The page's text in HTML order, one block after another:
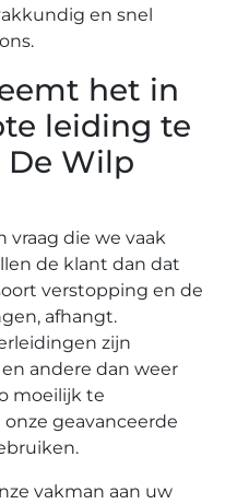
en snel
het in
leiding te
Wilp
vraag die we vaak
de klant dan dat
verstopping en de
afhangt.
zijn
andere dan weer
moeilijk te
geavanceerde
vakman aan uw